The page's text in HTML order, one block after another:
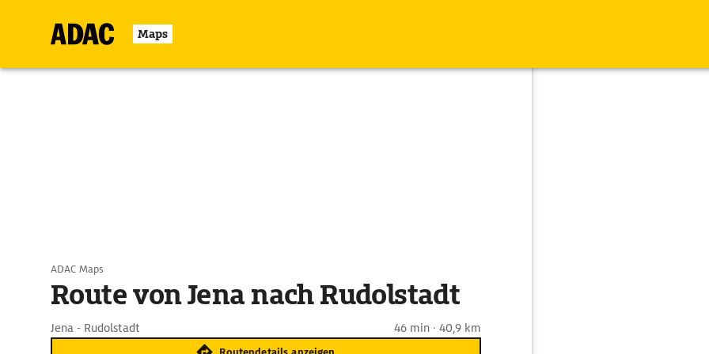
Maps
ADAC Maps
Route von Jena nach Rudolstadt
Jena - Rudolstadt 46 min · 40,9 km